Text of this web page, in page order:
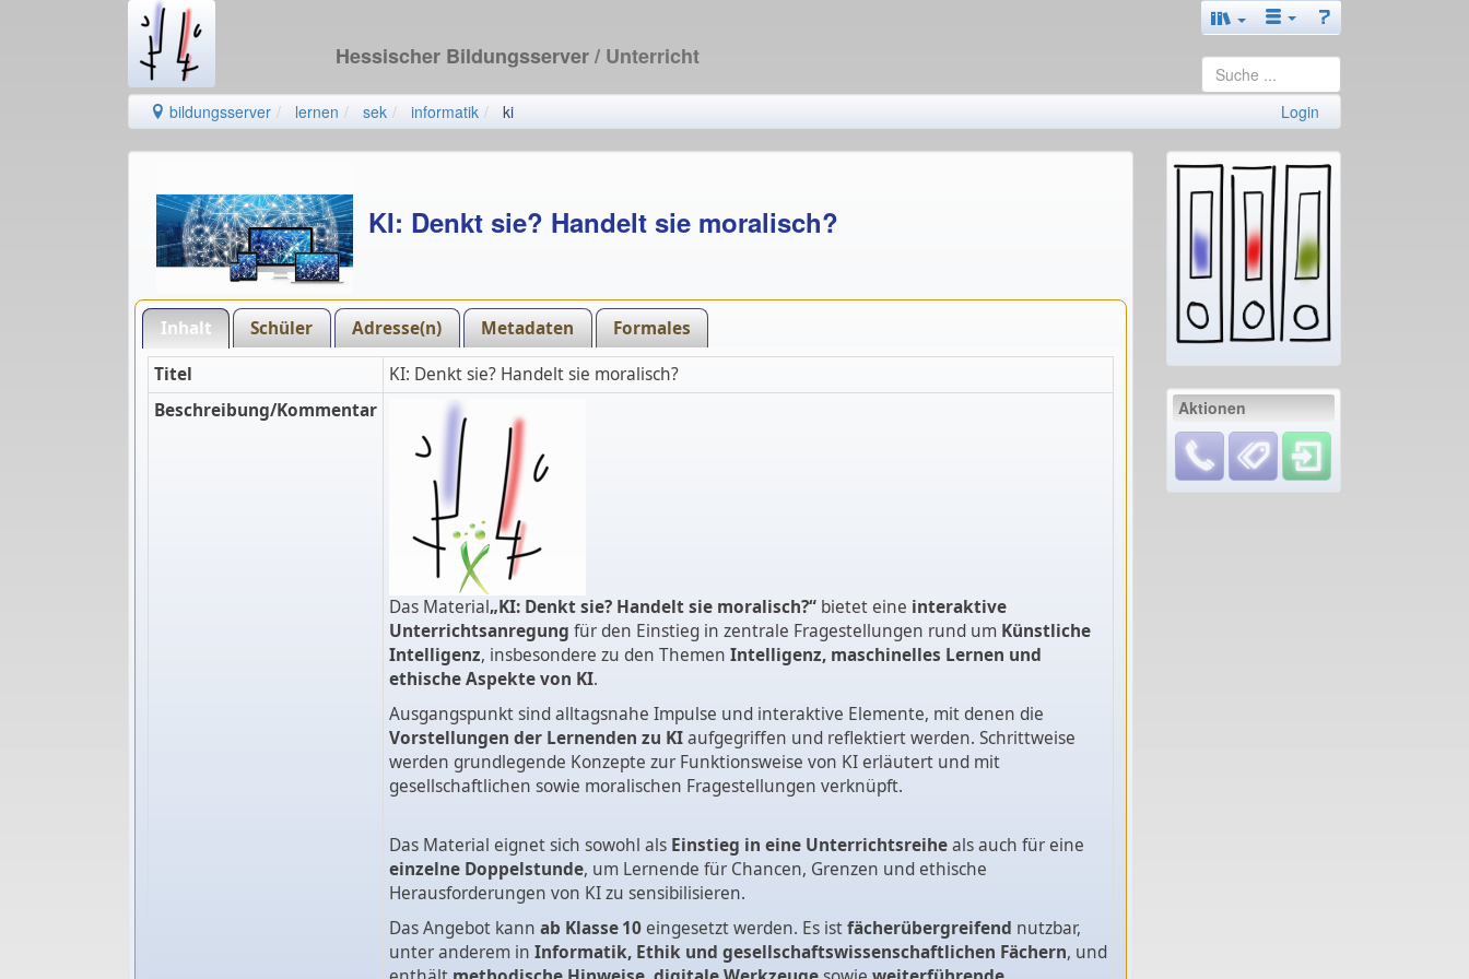
Hessischer Bildungsserver/ Unterricht
bildungsserver lernen sek informatik ki Login
KI: Denkt sie? Handelt sie moralisch?
Inhalt Schüler Adresse(n) Metadaten Formales
Titel
KI: Denkt sie? Handelt sie moralisch?
Beschreibung/Kommentar
Das Material„KI: Denkt sie? Handelt sie moralisch?“bietet eine interaktive
Unterrichtsanregung für den Einstieg in zentrale Fragestellungen rund um Künstliche
Intelligenz, insbesondere zu den Themen Intelligenz, maschinelles Lernen und
ethische Aspekte von KI.
Ausgangspunkt sind alltagsnahe Impulse und interaktive Elemente, mit denen die
Vorstellungen der Lernenden zu KIaufgegriffen und reflektiert werden. Schrittweise
werden grundlegende Konzepte zur Funktionsweise von KI erläutert und mit
gesellschaftlichen sowie moralischen Fragestellungen verknüpft.
Das Material eignet sich sowohl als Einstieg in eine Unterrichtsreiheals auch für eine
einzelne Doppelstunde, um Lernende für Chancen, Grenzen und ethische
Herausforderungen von KI zu sensibilisieren.
Das Angebot kann ab Klasse 10eingesetzt werden. Es istfächerübergreifend nutzbar,
unter anderem in Informatik, Ethik und gesellschaftswissenschaftlichen Fächern, und
Aktionen